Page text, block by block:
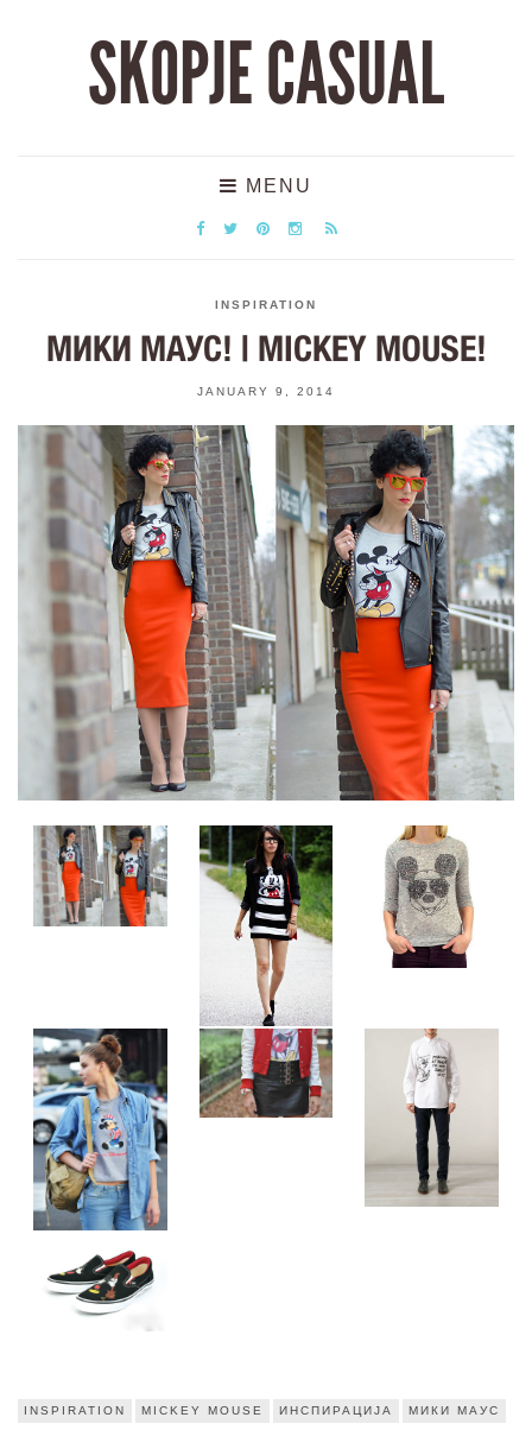
SKOPJE CASUAL
MENU
INSPIRATION
МИКИ МАУС! | MICKEY MOUSE!
JANUARY 9, 2014
INSPIRATION MICKEY MOUSE ИНСПИРАЦИЈА МИКИ МАУС